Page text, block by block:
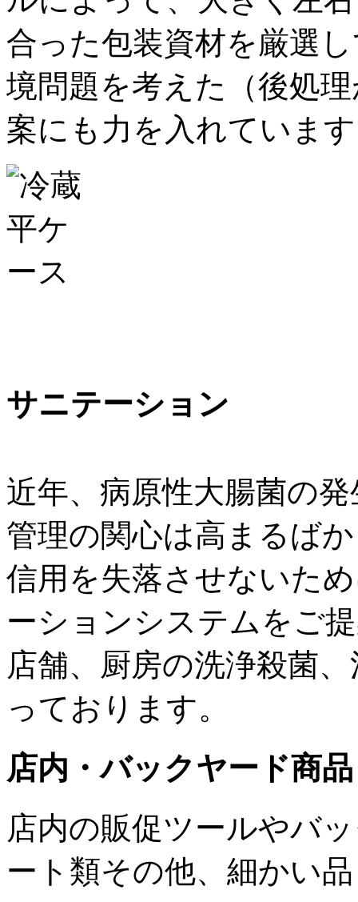
合った包装資材を厳選
境問題を考えた（後処
案にも力を入れていま
サニテーション
近年、病原性大腸菌の
管理の関心は高まるば
信用を失落させないた
ーションシステムをご
店舗、厨房の洗浄殺菌
っております。
店内・バックヤード商品
店内の販促ツールやバ
ート類その他、細かい